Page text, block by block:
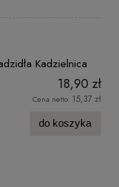
Kadzielnica
18,90 zł
Cena netto: 15,37 zł
do koszyka